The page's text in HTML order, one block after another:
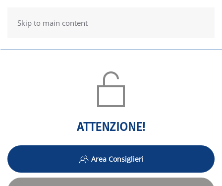
Skip to main content
ATTENZIONE!
Area Consiglieri